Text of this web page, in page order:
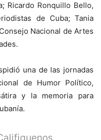
Ricardo Ronquillo Bello,
de Cuba; Tania
Nacional de Artes
una de las jornadas
de Humor Político,
y la memoria para